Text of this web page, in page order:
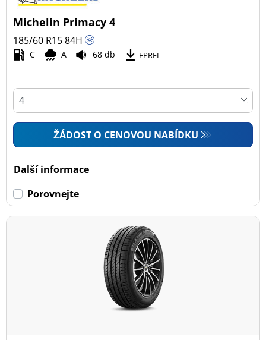
Michelin Primacy 4
185/60 R1584H
C A 68 db EPREL
ŽÁDOST O CENOVOU NABÍDKU
Další informace
Porovnejte